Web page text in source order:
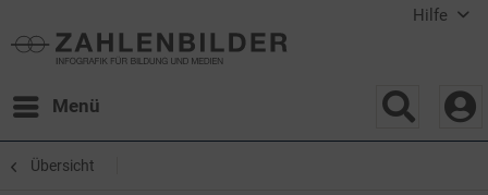
Hilfe
Menü
Übersicht